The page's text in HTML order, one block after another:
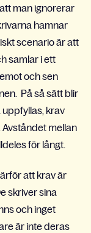
man ignorerar
hamnar
scenario är att
samlar i ett
och sen
På så sätt blir
uppfyllas, krav
mellan
för långt.
att krav är
skriver sina
och inget
är inte deras